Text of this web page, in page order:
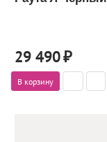
29 490₽
В корзину